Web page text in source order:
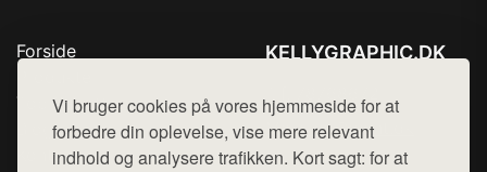
Vi bruger cookies på vores hjemmeside for at
forbedre din oplevelse, vise mere relevant
indhold og analysere trafikken. Kort sagt: for at
Forside
Top Rabatter
Blog
Kontakt
KELLYGRAPHIC.DK
Mail: hej@want.dk